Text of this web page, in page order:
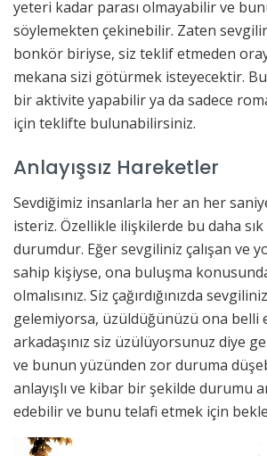
yeteri kadar parası olmayabilir ve
söylemekten çekinebilir. Zaten
bonkör biriyse, siz teklif etmeden
mekana sizi götürmek isteyecektir.
bir aktivite yapabilir ya da sadece
için teklifte bulunabilirsiniz.
Anlayışsız Hareketler
Sevdiğimiz insanlarla her an her
isteriz. Özellikle ilişkilerde bu daha
durumdur. Eğer sevgiliniz çalışan ve
sahip kişiyse, ona buluşma konusunda
olmalısınız. Siz çağırdığınızda
gelemiyorsa, üzüldüğünüzü ona belli
arkadaşınız siz üzülüyorsunuz diye
ve bunun yüzünden zor duruma
anlayışlı ve kibar bir şekilde durumu
edebilir ve bunu telafi etmek için